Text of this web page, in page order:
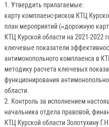
1. Утвердить прилагаемые:
карту комплаенс-рисков КТЦ
план мероприятий («дорожную
КТЦ Курской области на 2021-2022
ключевые показатели
антимонопольного комплаенса в
методику расчета ключевых
функционирования
области.
2. Контроль за исполнением
начальника отдела правовой,
КТЦ Курской области Золотухину Г.Н.